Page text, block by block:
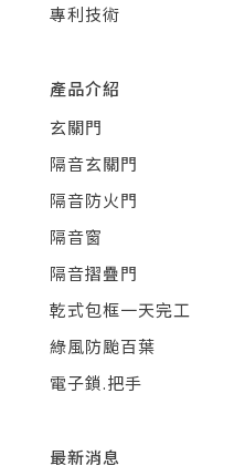
專利技術
產品介紹
玄關門
隔音玄關門
隔音防火門
隔音窗
隔音摺疊門
乾式包框一天完工
綠風防颱百葉
電子鎖.把手
最新消息